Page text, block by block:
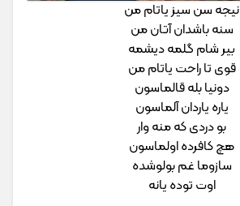
نیجه سن سیز یاتام من
سنه باشدان آتان من
بیر شام گلمه دیشمه
قوی تا راحت یاتام من
دونیا بله قالماسون
یاره یاردان آلماسون
بو دردی که منه وار
هچ کافرده اولماسون
سازوما غم بولوشده
اوت توده یانه